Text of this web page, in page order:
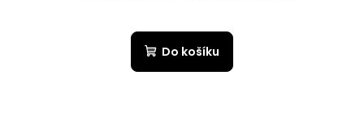
Do košíku